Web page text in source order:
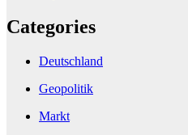
Categories
Deutschland
Geopolitik
Markt